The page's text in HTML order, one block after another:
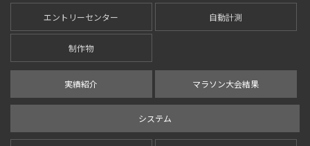
エントリーセンター 自動計測
制作物
実績紹介 マラソン大会結果
システム